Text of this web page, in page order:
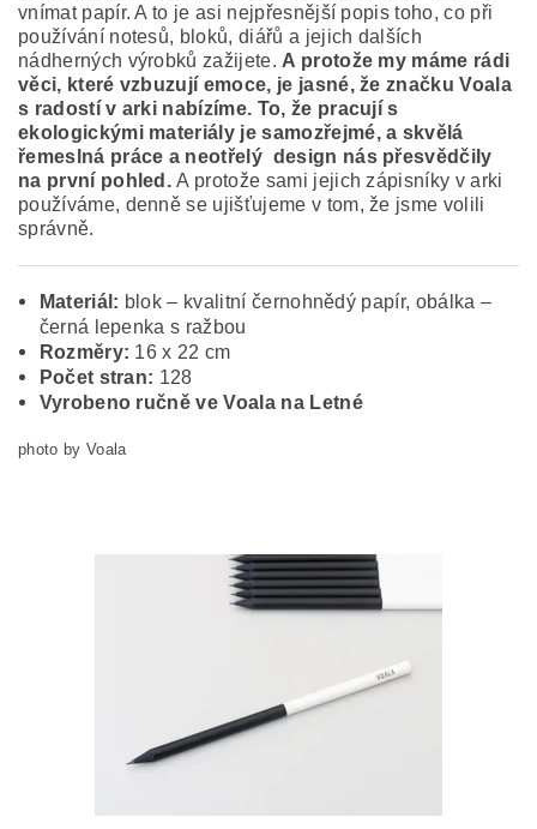
vnímat papír. A to je asi nejpřesnější popis toho, co při
používání notesů, bloků, diářů a jejich dalších
nádherných výrobků zažijete. A protože my máme rádi
věci, které vzbuzují emoce, je jasné, že značku Voala
s radostí v arki nabízíme. To, že pracují s
ekologickými materiály je samozřejmé, a skvělá
řemeslná práce a neotřelý design nás přesvědčily
na první pohled. A protože sami jejich zápisníky v arki
používáme, denně se ujišťujeme v tom, že jsme volili
správně.
Materiál: blok – kvalitní černohnědý papír, obálka –
černá lepenka s ražbou
Rozměry: 16 x 22 cm
Počet stran: 128
Vyrobeno ručně ve Voala na Letné
photo by Voala